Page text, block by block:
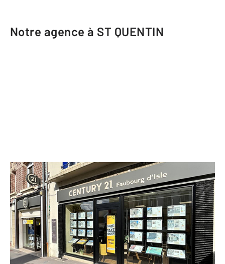
Notre agence à ST QUENTIN
CENTURY 21 Faubourg d'Isle
109 bis rue du Général Leclerc
ST QUENTIN - 02100
Envoyer un message